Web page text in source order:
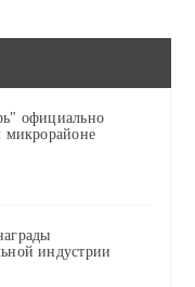
официально
микрорайоне
индустрии